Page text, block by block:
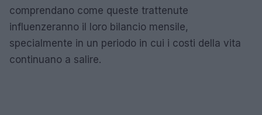
comprendano come queste trattenute
influenzeranno il loro bilancio mensile,
specialmente in un periodo in cui i costi della vita
continuano a salire.